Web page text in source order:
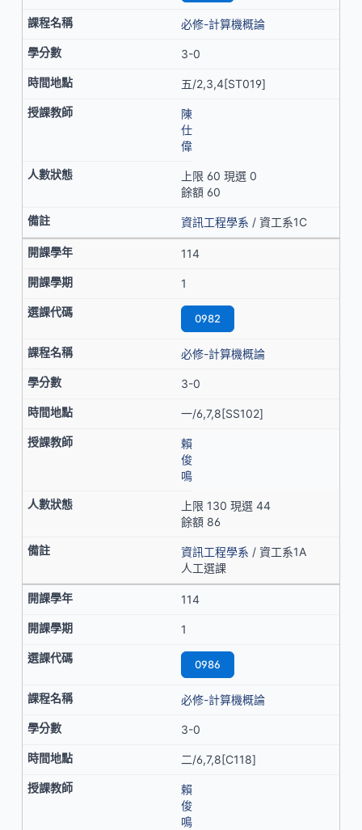
必修-計算機概論
3-0
五/2,3,4[ST019]
陳
仕
偉
上限 60 現選 0
餘額 60
資訊工程學系 / 資工系1C
114
1
0982
必修-計算機概論
3-0
一/6,7,8[SS102]
賴
俊
鳴
上限 130 現選 44
餘額 86
資訊工程學系 / 資工系1A
人工選課
114
1
0986
必修-計算機概論
3-0
二/6,7,8[C118]
賴
俊
鳴